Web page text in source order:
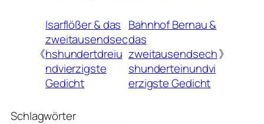
《
Isarflößer & das
zweitausendsec
hshundertdreiu
ndvierzigste
Gedicht
Bahnhof Bernau &
das
zweitausendsech
shunderteinundvi
erzigste Gedicht
》
Schlagwörter